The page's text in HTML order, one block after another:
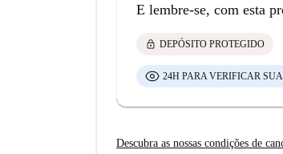
E lembre-se, com esta
lock DEPÓSITO PROTEGIDO
24H PARA VERIFICAR
Descubra as nossas condições de